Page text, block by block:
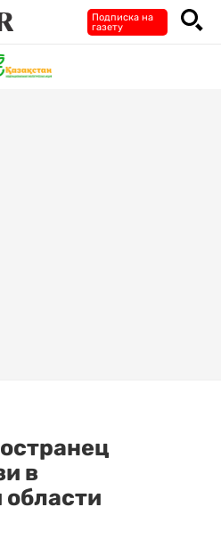
Подписка на
газету
в
области